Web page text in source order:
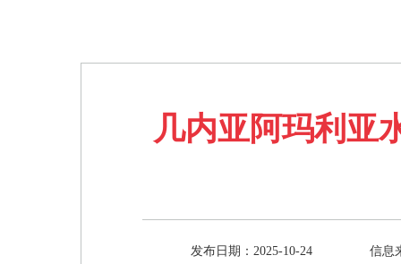
几内亚阿玛利亚
发布日期：2025-10-24 信息